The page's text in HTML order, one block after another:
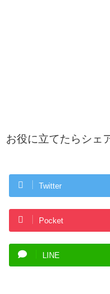
お役に立てたらシェ
Twitter
Pocket
LINE